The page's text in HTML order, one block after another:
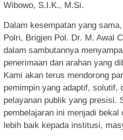
Wibowo, S.I.K., M.Si.
Dalam kesempatan yang
Polri, Brigjen Pol. Dr. M. Awal
dalam sambutannya
penerimaan dan arahan yang
Kami akan terus mendorong
pemimpin yang adaptif, solutif,
pelayanan publik yang presisi.
pembelajaran ini menjadi bekal
lebih baik kepada institusi,